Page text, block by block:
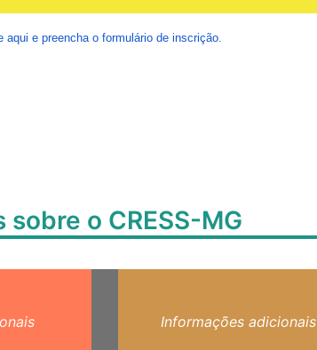
aqui e preencha o formulário de inscrição.
o CRESS-MG
Informações adicionais